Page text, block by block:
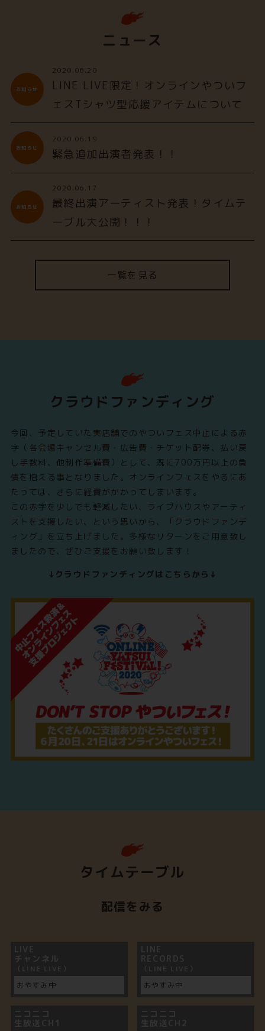
ニュース
お知らせ
2020.06.20
LINE LIVE限定！オンラインやついフ
ェスTシャツ型応援アイテムについて
お知らせ
2020.06.19
緊急追加出演者発表！！
お知らせ
2020.06.17
最終出演アーティスト発表！タイムテ
ーブル大公開！！！
一覧を見る
クラウドファンディング
今回、予定していた実店舗でのやついフェス中止による赤
字（各会場キャンセル費・広告費・チケット配券、払い戻
し手数料、他制作準備費）として、既に700万円以上の負
債を抱える事となりました。オンラインフェスをやるにあ
たっては、さらに経費がかかってしまいます。
この赤字を少しでも軽減したい、ライブハウスやアーティ
ストを支援したい、という思いから、「クラウドファンデ
ィング」を立ち上げました。多様なリターンをご用意致し
ましたので、ぜひご支援をお願い致します！
↓クラウドファンディングはこちらから↓
タイムテーブル
配信をみる
おやすみ中
おやすみ中